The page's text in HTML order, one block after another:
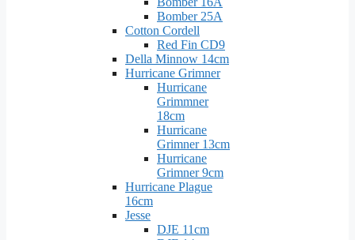
Bomber 25A
Cotton Cordell
Red Fin CD9
Della Minnow 14cm
Hurricane Grimner
Hurricane
Grimmner
18cm
Hurricane
Grimner 13cm
Hurricane
Grimner 9cm
Hurricane Plague
16cm
Jesse
DJE 11cm